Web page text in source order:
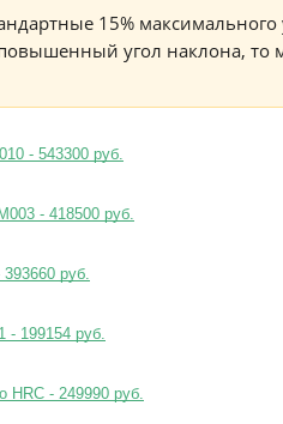
15%
угол наклона, то
- 543300 руб.
- 418500 руб.
руб.
- 199154 руб.
HRC - 249990 руб.